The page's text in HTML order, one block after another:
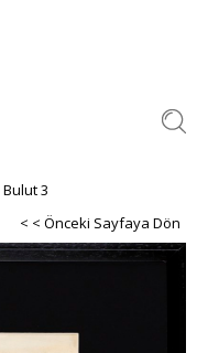
Bulut 3
< < Önceki Sayfaya Dön